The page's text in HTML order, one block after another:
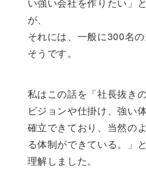
い強い会社を作りたい」
が、
それには、一般に300名
そうです。
私はこの話を「社長抜き
ビジョンや仕掛け、強い
確立できており、当然の
る体制ができている。」と
理解しました。